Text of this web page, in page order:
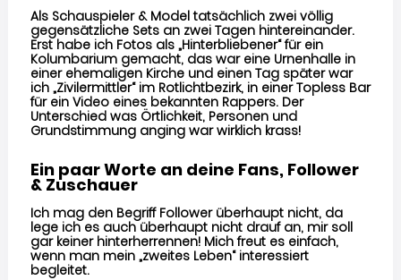
Als Schauspieler & Model tatsächlich zwei völlig
gegensätzliche Sets an zwei Tagen hintereinander.
Erst habe ich Fotos als „Hinterbliebener“ für ein
Kolumbarium gemacht, das war eine Urnenhalle in
einer ehemaligen Kirche und einen Tag später war
ich „Zivilermittler“ im Rotlichtbezirk, in einer Topless Bar
für ein Video eines bekannten Rappers. Der
Unterschied was Örtlichkeit, Personen und
Grundstimmung anging war wirklich krass!
Ein paar Worte an deine Fans, Follower
& Zuschauer
Ich mag den Begriff Follower überhaupt nicht, da
lege ich es auch überhaupt nicht drauf an, mir soll
gar keiner hinterherrennen! Mich freut es einfach,
wenn man mein „zweites Leben“ interessiert
begleitet.